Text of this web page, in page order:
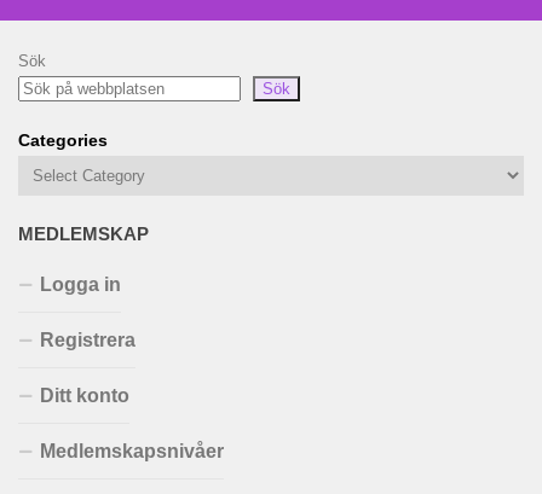
Sök
Sök
Categories
MEDLEMSKAP
Logga in
Registrera
Ditt konto
Medlemskapsnivåer